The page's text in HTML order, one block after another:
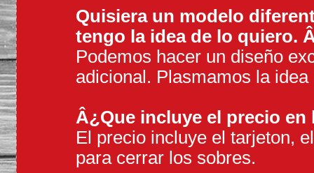
Quisiera un modelo
tengo la idea de lo quiero.
Podemos hacer un diseño
adicional. Plasmamos la
Â¿Que incluye el precio
El precio incluye el tarjeton,
para cerrar los sobres.